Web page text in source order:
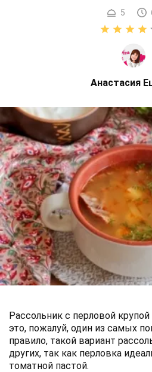
5
Анастасия
Рассольник с перловой
это, пожалуй, один из самых
правило, такой вариант
других, так как перловка
томатной пастой.